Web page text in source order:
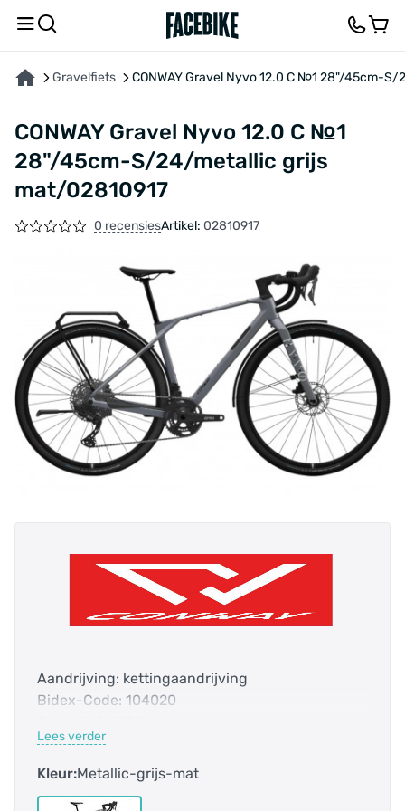
Gravelfiets CONWAY Gravel Nyvo 12.0 C №1 28"/45cm-
CONWAY Gravel Nyvo 12.0 C №1
28"/45cm-S/24/metallic grijs
mat/02810917
0 recensiesArtikel: 02810917
Aandrijving: kettingaandrijving
Bidex-Code: 104020
Categorie: Gravel Bike
DST-code: 1G00
Lees verder
Kleur:Metallic-grijs-mat
OVER HET PRODUCT KENMERKENFEEDBACK EN VRAGEN